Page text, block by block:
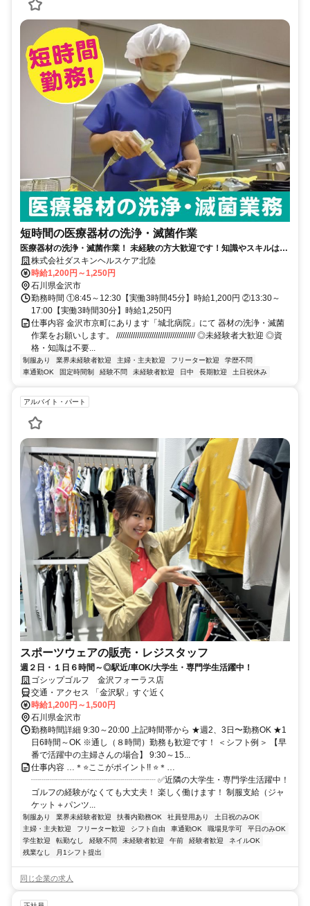
短時間の医療器材の洗浄・滅菌作業
医療器材の洗浄・滅菌作業！ 未経験の方大歓迎です！知識やスキルは不
要です！ 丁寧に指導します！
株式会社ダスキンヘルスケア北陸
時給1,200円～1,250円
石川県金沢市
勤務時間 ①8:45～12:30【実働3時間45分】時給1,200円 ②13:30～
17:00【実働3時間30分】時給1,250円
仕事内容 金沢市京町にあります「城北病院」にて 器材の洗浄・滅菌
作業をお願いします。 ////////////////////////////////////// ◎未経験者大歓迎 ◎資
格・知識は不要...
制服あり 業界未経験者歓迎 主婦・主夫歓迎 フリーター歓迎
学歴不問
車通勤OK
固定時間制 経験不問 未経験者歓迎 日中 長期歓迎 土日祝休み
アルバイト・パート
スポーツウェアの販売・レジスタッフ
週２日・１日６時間～◎駅近/車OK/大学生・専門学生活躍中！
ゴシップゴルフ 金沢フォーラス店
交通・アクセス 「金沢駅」すぐ近く
時給1,200円～1,500円
石川県金沢市
勤務時間詳細 9:30～20:00 上記時間帯から ★週2、3日〜勤務OK ★1
日6時間～OK ※通し（８時間）勤務も歓迎です！ ＜シフト例＞ 【早
番で活躍中の主婦さんの場合】 9:30～15...
仕事内容 …＊⭐ここがポイント!! ⭐＊…
┈┈┈┈┈┈┈┈┈┈┈┈┈┈┈ ✅近隣の大学生・専門学生活躍中！
ゴルフの経験がなくても大丈夫！ 楽しく働けます！ 制服支給（ジャ
ケット＋パンツ...
制服あり 業界未経験者歓迎 扶養内勤務OK 社員登用あり
土日祝のみOK
主婦・主夫歓迎
フリーター歓迎 シフト自由 車通勤OK 職場見学可
平日のみOK
学生歓迎
転勤なし 経験不問 未経験者歓迎 午前 経験者歓迎
ネイルOK
残業なし
月1シフト提出
同じ企業の求人